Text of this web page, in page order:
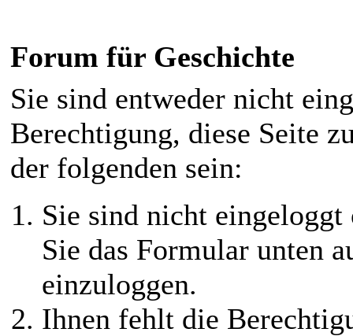
Forum für Geschichte
Sie sind entweder nicht
Berechtigung, diese Seite
der folgenden sein:
Sie sind nicht
Sie das Formular unten
einzuloggen.
Ihnen fehlt die